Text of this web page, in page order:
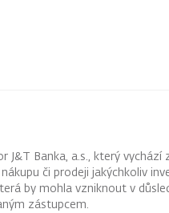
J&T Banka, a.s., který
či prodeji jakýchkoliv
by mohla vzniknout v
zástupcem.